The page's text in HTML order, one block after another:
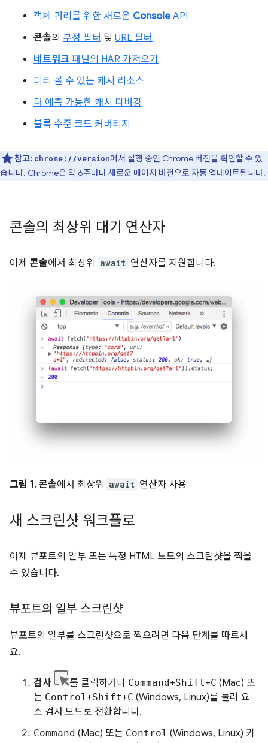
객체 쿼리를 위한 새로운 Console API
콘솔의 부정 필터 및 URL 필터
네트워크 패널의 HAR 가져오기
미리 볼 수 있는 캐시 리소스
더 예측 가능한 캐시 디버깅
블록 수준 코드 커버리지
참고: chrome://version에서 실행 중인 Chrome 버전을 확인할 수 있
습니다. Chrome은 약 6주마다 새로운 메이저 버전으로 자동 업데이트됩니다.
콘솔의 최상위 대기 연산자
이제 콘솔에서 최상위 await 연산자를 지원합니다.
그림 1. 콘솔에서 최상위 await 연산자 사용
새 스크린샷 워크플로
이제 뷰포트의 일부 또는 특정 HTML 노드의 스크린샷을 찍을
수 있습니다.
뷰포트의 일부 스크린샷
뷰포트의 일부를 스크린샷으로 찍으려면 다음 단계를 따르세
요.
검사 를 클릭하거나 Command+Shift+C (Mac) 또
는 Control+Shift+C (Windows, Linux)를 눌러 요
소 검사 모드로 전환합니다.
Command (Mac) 또는 Control (Windows, Linux) 키